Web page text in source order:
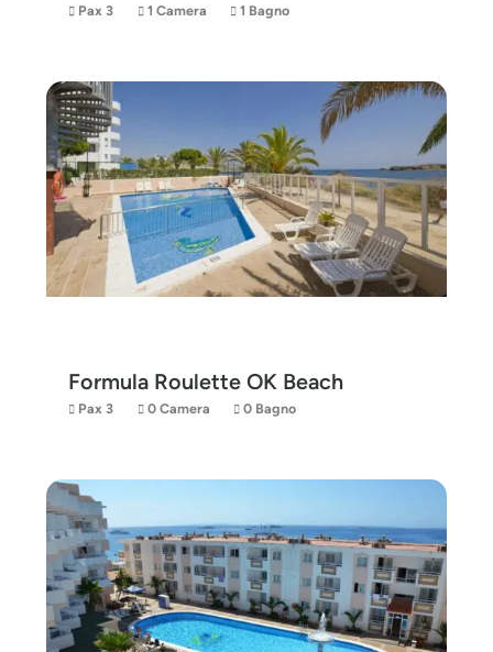
Pax 3 1 Camera 1 Bagno
Formula Roulette OK Beach
Pax 3 0 Camera 0 Bagno